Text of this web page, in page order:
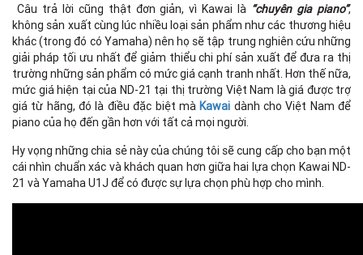
Câu trả lời cũng thật đơn giản, vì Kawai là “chuyên gia piano”,
không sản xuất cùng lúc nhiều loại sản phẩm như các thương hiệu
khác (trong đó có Yamaha) nên họ sẽ tập trung nghiên cứu những
giải pháp tối ưu nhất để giảm thiểu chi phí sản xuất để đưa ra thị
trường những sản phẩm có mức giá cạnh tranh nhất. Hơn thế nữa,
mức giá hiện tại của ND-21 tại thị trường Việt Nam là giá được trợ
giá từ hãng, đó là điều đặc biệt mà Kawai dành cho Việt Nam để
piano của họ đến gần hơn với tất cả mọi người.
Hy vọng những chia sẻ này của chúng tôi sẽ cung cấp cho bạn một
cái nhìn chuẩn xác và khách quan hơn giữa hai lựa chọn Kawai ND-
21 và Yamaha U1J để có được sự lựa chọn phù hợp cho mình.